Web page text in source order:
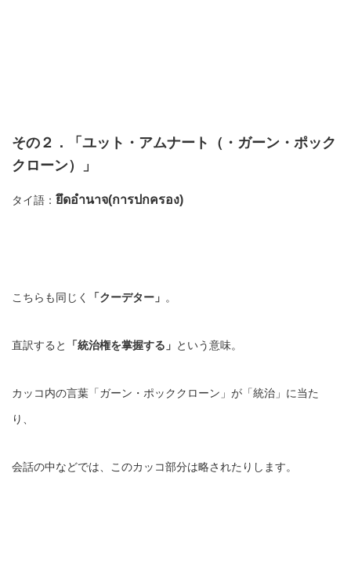
その２．「ユット・アムナート（・ガーン・ポック
クローン）」
タイ語： ยึดอำนาจ(การปกครอง)
こちらも同じく 「クーデター」 。
直訳すると 「統治権を掌握する」 という意味。
カッコ内の言葉「ガーン・ポッククローン」が「統治」に当た
り、
会話の中などでは、このカッコ部分は略されたりします。